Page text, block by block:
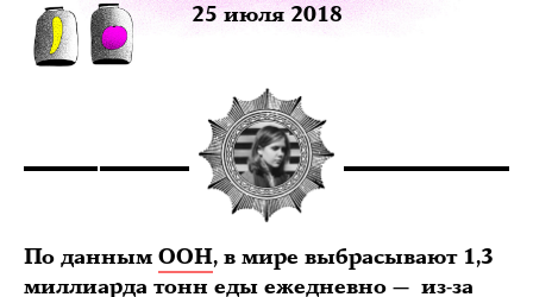
25 июля 2018
По данным ООН, в мире выбрасывают 1,3
миллиарда тонн еды ежедневно — из-за